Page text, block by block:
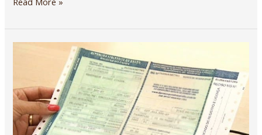
O
GRAVAME
DO
CARRO